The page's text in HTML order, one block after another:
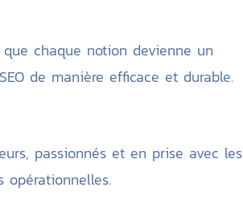
chaque notion devienne un
de manière efficace et durable.
passionnés et en prise avec les
opérationnelles.